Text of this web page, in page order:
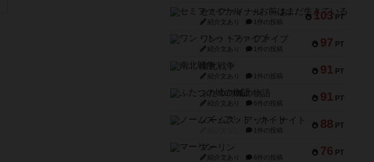
103 PT
セミファイナル ～お前はまだ生きている～
紹介文あり 1件の投稿
97 PT
ワン・トゥ・ファイブ
紹介文あり 1件の投稿
91 PT
南北戦争
紹介文あり 1件の投稿
91 PT
ふたつの城の物語
紹介文あり 6件の投稿
88 PT
ノームズ・アット・ナイト
1件の投稿
76 PT
マーリン
紹介文あり 6件の投稿